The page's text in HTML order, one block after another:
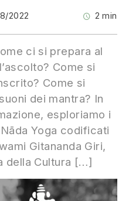
2022 2 min
ci si prepara al
Come si
Come si
dei mantra? In
esploriamo i
Yoga codificati
Gitananda Giri,
della Cultura […]